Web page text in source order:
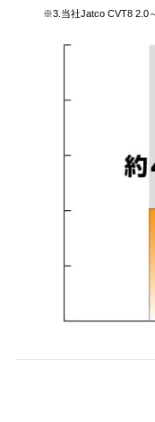
※3.当社Jatco CVT8 2.0